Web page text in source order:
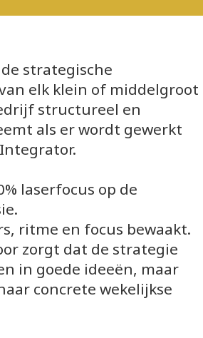
strategische
elk klein of middelgroot
structureel en
als er wordt gewerkt
laserfocus op de
ritme en focus bewaakt.
zorgt dat de strategie
in goede ideeën, maar
concrete wekelijkse